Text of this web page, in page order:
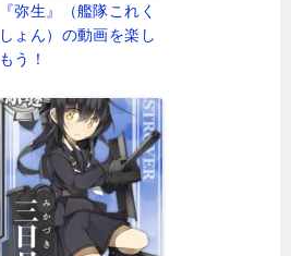
『弥生』（艦隊これく
しょん）の動画を楽し
もう！